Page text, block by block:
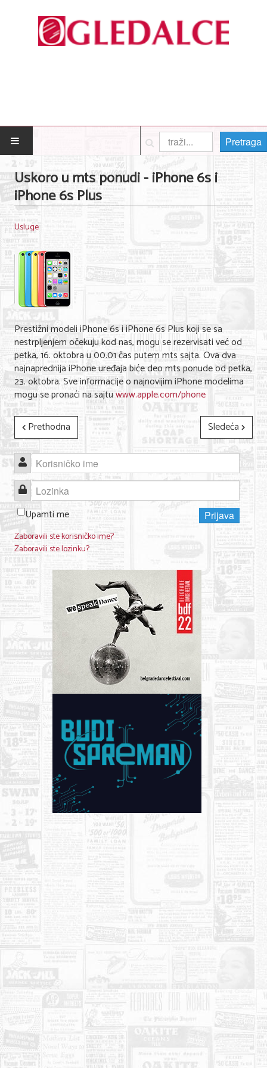
POČETNA
Posao
Usluge
Nega lica i tela
Shopping
Sve za venčanje
Sve za decu
Gastronomija
Kuća i bašta
Zdravlje i medicina
Sport i rekreacija
Hobi i razonoda
ADRESAR
Posao
Usluge
Nega lica i tela
Shopping
Sve za venčanje
Sve za decu
Kuća i bašta
Gastronomija
Sport i rekreacija
Zdravlje i medicina
Hobi i razonoda
UPIS FIRMI
MARKETING
KONTAKT
O NAMA
Pretraga
Uskoro u mts ponudi - iPhone 6s i
iPhone 6s Plus
Usluge
Prestižni modeli iPhone 6s i iPhone 6s Plus koji se sa
nestrpljenjem očekuju kod nas, mogu se rezervisati već od
petka, 16. oktobra u 00.01 čas putem mts sajta. Ova dva
najnaprednija iPhone uređaja biće deo mts ponude od petka,
23. oktobra. Sve informacije o najnovijim iPhone modelima
mogu se pronaći na sajtuwww.apple.com/phone
Prethodna
Sledeća
Korisničko ime
Lozinka
Upamti me
Prijava
Zaboravili ste korisničko ime?
Zaboravili ste lozinku?